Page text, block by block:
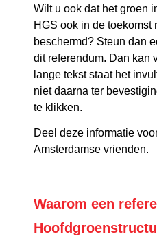
Wilt u ook dat het groen
HGS ook in de toekomst
beschermd? Steun dan
dit referendum. Dan kan
lange tekst staat het
niet daarna ter
te klikken.
Deel deze informatie
Amsterdamse vrienden.
Waarom een